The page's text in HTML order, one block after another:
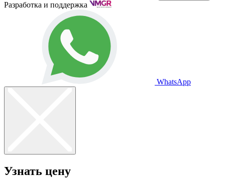
Разработка и поддержка
WhatsApp
Узнать цену